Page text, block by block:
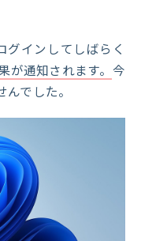
インしてしばらく
通知されます。 今
でした。